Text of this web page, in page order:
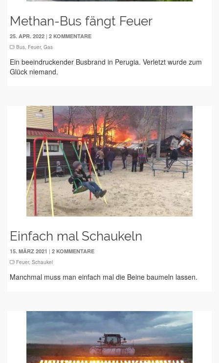
Methan-Bus fängt Feuer
25. APR. 2022 | 2 KOMMENTARE
Bus, Feuer, Gas
Ein beeindruckender Busbrand in Perugia. Verletzt wurde zum
Glück niemand.
Einfach mal Schaukeln
15. MÄRZ 2021 | 2 KOMMENTARE
Feuer, Schaukel
Manchmal muss man einfach mal die Beine baumeln lassen.